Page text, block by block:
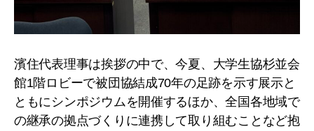
濱住代表理事は挨拶の中で、今夏、大学生協杉並会
館1階ロビーで被団協結成70年の足跡を示す展示と
ともにシンポジウムを開催するほか、全国各地域で
の継承の拠点づくりに連携して取り組むことなど抱